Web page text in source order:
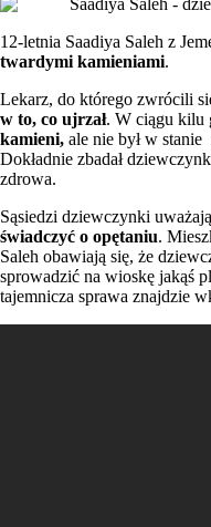
12-letnia Saadiya Saleh z
twardymi kamieniami.
Lekarz, do którego zwrócili
w to, co ujrzał. W ciągu kilu
kamieni, ale nie był w
Dokładnie zbadał
zdrowa.
Sąsiedzi dziewczynki
świadczyć o opętaniu.
Saleh obawiają się, że
sprowadzić na wioskę jakąś
tajemnicza sprawa znajdzie